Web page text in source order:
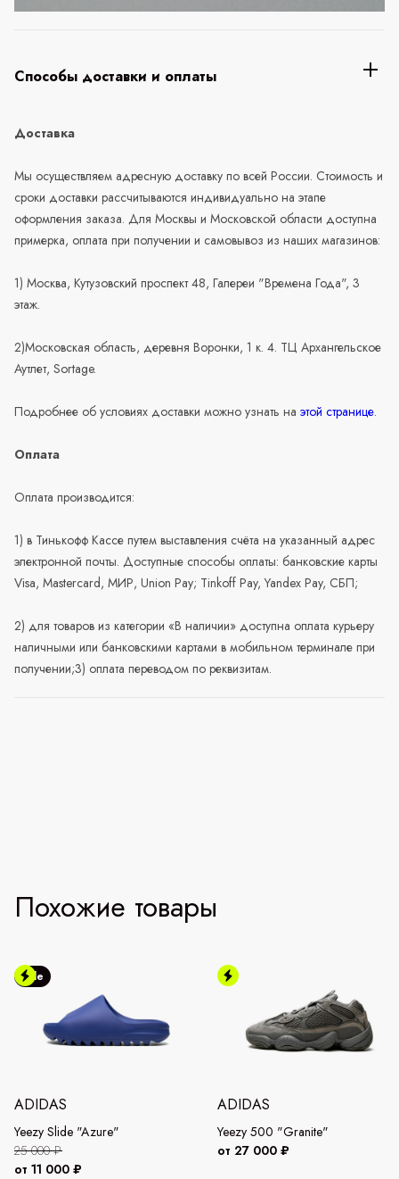
Способы доставки и оплаты
Доставка
Мы осуществляем адресную доставку по всей России. Стоимость и
сроки доставки рассчитываются индивидуально на этапе
оформления заказа. Для Москвы и Московской области доступна
примерка, оплата при получении и самовывоз из наших магазинов:
1) Москва, Кутузовский проспект 48, Галереи "Времена Года", 3
этаж.
2)Московская область, деревня Воронки, 1 к. 4. ТЦ Архангельское
Аутлет, Sortage.
Подробнее об условиях доставки можно узнать на этой странице.
Оплата
Оплата производится:
1) в Тинькофф Кассе путем выставления счёта на указанный адрес
электронной почты. Доступные способы оплаты: банковские карты
Visa, Mastercard, МИР, Union Pay; Tinkoff Pay, Yandex Pay, СБП;
2) для товаров из категории «В наличии» доступна оплата курьеру
наличными или банковскими картами в мобильном терминале при
получении;3) оплата переводом по реквизитам.
Похожие товары
Sale
ADIDAS
Yeezy Slide "Azure"
25 000 ₽
от 11 000 ₽
ADIDAS
Yeezy 500 "Granite"
от 27 000 ₽